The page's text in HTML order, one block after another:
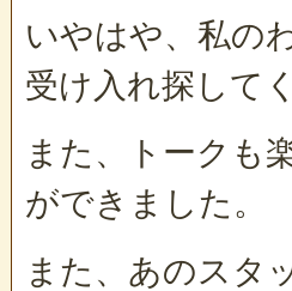
いやはや、私の
受け入れ探して
また、トークも
ができました。
また、あのスタ